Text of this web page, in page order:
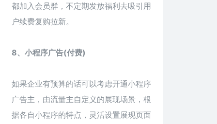
都加入会员群，不定期发放福利去吸引用
户续费复购拉新。
8、小程序广告(付费)
如果企业有预算的话可以考虑开通小程序
广告主，由流量主自定义的展现场景，根
据各自小程序的特点，灵活设置展现页面